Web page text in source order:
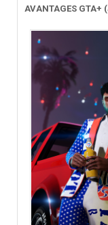
AVANTAGES GTA+